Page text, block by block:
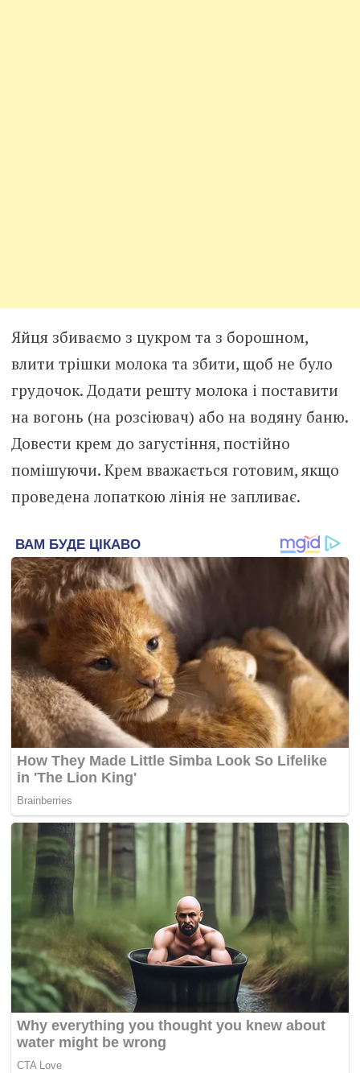
Яйця збиваємо з цукром та з борошном,
влити трішки молока та збити, щоб не було
грудочок. Додати решту молока і поставити
на вогонь (на розсіювач) або на водяну баню.
Довести крем до загустіння, постійно
помішуючи. Крем вважається готовим, якщо
проведена лопаткою лінія не запливає.